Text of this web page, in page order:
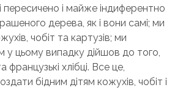
пересичено і майже індиферентно
дерева, як і вони самі; ми
чобіт та картузів; ми
у цьому випадку дійшов до того,
хлібці. Все це,
бідним дітям кожухів, чобіт і